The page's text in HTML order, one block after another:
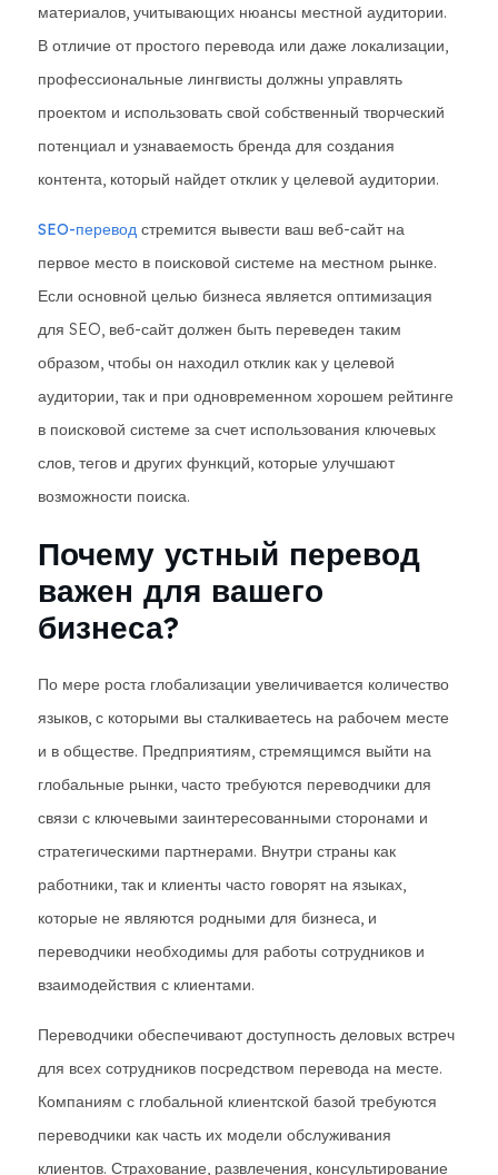
материалов, учитывающих нюансы местной аудитории.
В отличие от простого перевода или даже локализации,
профессиональные лингвисты должны управлять
проектом и использовать свой собственный творческий
потенциал и узнаваемость бренда для создания
контента, который найдет отклик у целевой аудитории.
SEO-перевод стремится вывести ваш веб-сайт на
первое место в поисковой системе на местном рынке.
Если основной целью бизнеса является оптимизация
для SEO, веб-сайт должен быть переведен таким
образом, чтобы он находил отклик как у целевой
аудитории, так и при одновременном хорошем рейтинге
в поисковой системе за счет использования ключевых
слов, тегов и других функций, которые улучшают
возможности поиска.
Почему устный перевод
важен для вашего
бизнеса?
По мере роста глобализации увеличивается количество
языков, с которыми вы сталкиваетесь на рабочем месте
и в обществе. Предприятиям, стремящимся выйти на
глобальные рынки, часто требуются переводчики для
связи с ключевыми заинтересованными сторонами и
стратегическими партнерами. Внутри страны как
работники, так и клиенты часто говорят на языках,
которые не являются родными для бизнеса, и
переводчики необходимы для работы сотрудников и
взаимодействия с клиентами.
Переводчики обеспечивают доступность деловых встреч
для всех сотрудников посредством перевода на месте.
Компаниям с глобальной клиентской базой требуются
переводчики как часть их модели обслуживания
клиентов. Страхование, развлечения, консультирование